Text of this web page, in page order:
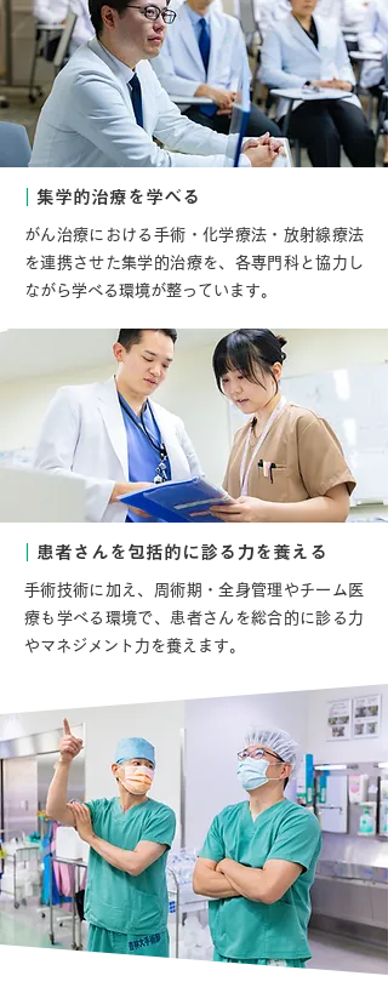
集学的治療を学べる
がん治療における手術・化学療法・放射線療法
を連携させた集学的治療を、各専門科と協力し
ながら学べる環境が整っています。
患者さんを包括的に診る力を養える
手術技術に加え、周術期・全身管理やチーム医
療も学べる環境で、患者さんを総合的に診る力
やマネジメント力を養えます。